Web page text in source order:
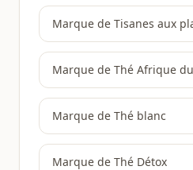
Marque de Tisanes aux
Marque de Thé Afrique
Marque de Thé blanc
Marque de Thé Détox